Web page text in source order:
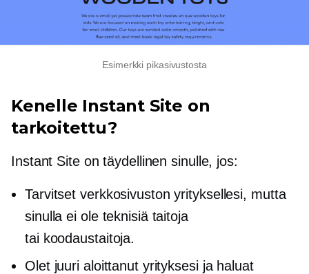
Esimerkki pikasivustosta
Kenelle Instant Site on
tarkoitettu?
Instant Site on täydellinen sinulle, jos:
Tarvitset verkkosivuston yrityksellesi, mutta
sinulla ei ole teknisiä taitoja
tai koodaustaitoja.
Olet juuri aloittanut yrityksesi ja haluat